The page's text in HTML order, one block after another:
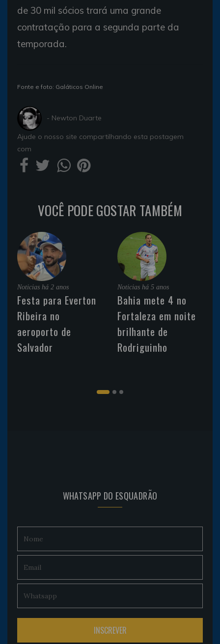
de 30 mil sócios trará uma grande
contratação para a segunda parte da
temporada.
Fonte e foto: Galáticos Online
- Newton Duarte
Ajude o nosso site compartilhando esta postagem
com
VOCÊ PODE GOSTAR TAMBÉM
Noticias há 2 anos
Festa para Everton
Ribeira no
aeroporto de
Salvador
Noticias há 5 anos
Bahia mete 4 no
Fortaleza em noite
brilhante de
Rodriguinho
WHATSAPP DO ESQUADRÃO